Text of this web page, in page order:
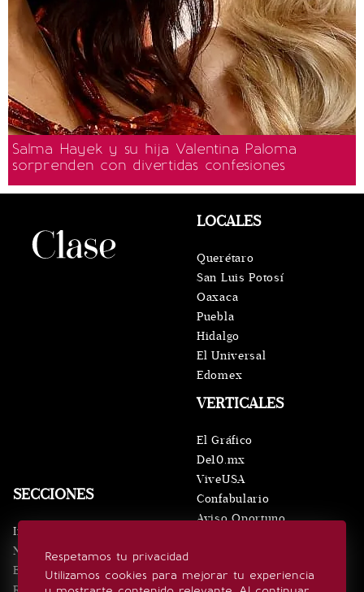
Salma Hayek y su hija Valentina Paloma
sorprenden con divertidas confesiones
Respetamos tu privacidad
Utilizamos cookies para mejorar tu experiencia
SECCIONES
Inicio
Noticias
Eventos
VERTICALES
El Gráfico
De10.mx
ViveUSA
Confabulario
Aviso Oportuno
LOCALES
Querétaro
San Luis Potosí
Oaxaca
Puebla
Hidalgo
El Universal
Edomex